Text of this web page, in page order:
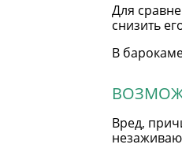
Для
снизить
В
Вред,